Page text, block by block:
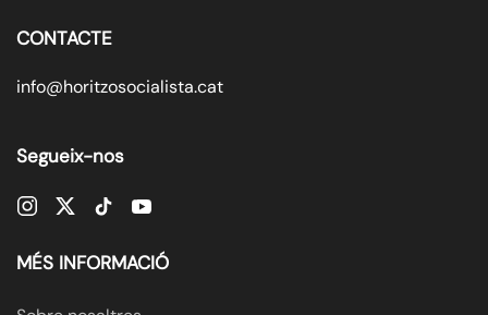
CONTACTE
info@horitzosocialista.cat
Segueix-nos
MÉS INFORMACIÓ